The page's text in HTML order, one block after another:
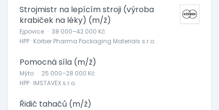
Strojmistr na lepícím stroji (výroba
krabiček na léky) (m/ž)
Ejpovice · 38 000–42 000 Kč
HPP · Körber Pharma Packaging Materials s.r.o.
Pomocná síla (m/ž)
Mýto · 25 000–28 000 Kč
HPP · IMSTAVEX s.r.o.
Řidič tahačů (m/ž)